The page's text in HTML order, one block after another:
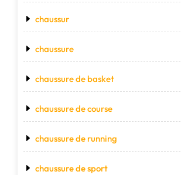
chaussur
chaussure
chaussure de basket
chaussure de course
chaussure de running
chaussure de sport